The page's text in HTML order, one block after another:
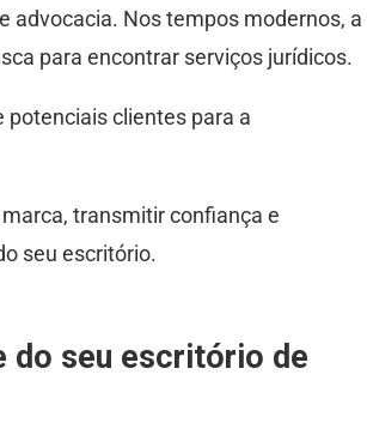
advocacia. Nos tempos modernos, a
para encontrar serviços jurídicos.
potenciais clientes para a
transmitir confiança e
seu escritório.
do seu escritório de